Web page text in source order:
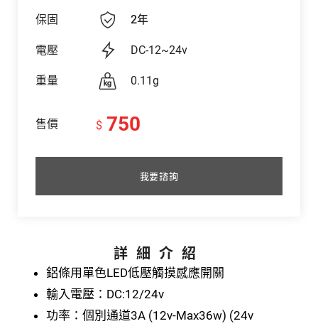
保固 2年
電壓 DC-12~24v
重量 0.11g
售價 $ 750
我要諮詢
詳細介紹
鋁條⽤單⾊LED低壓觸摸感應開關
輸入電壓：DC:12/24v
功率：個別通道3A (12v-Max36w) (24v